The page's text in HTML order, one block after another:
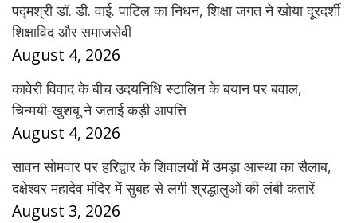
पद्मश्री डॉ. डी. वाई. पाटिल का निधन, शिक्षा जगत ने खोया दूरदर्शी
शिक्षाविद और समाजसेवी
August 4, 2026
कावेरी विवाद के बीच उदयनिधि स्टालिन के बयान पर बवाल,
चिन्मयी-खुशबू ने जताई कड़ी आपत्ति
August 4, 2026
सावन सोमवार पर हरिद्वार के शिवालयों में उमड़ा आस्था का सैलाब,
दक्षेश्वर महादेव मंदिर में सुबह से लगी श्रद्धालुओं की लंबी कतारें
August 3, 2026